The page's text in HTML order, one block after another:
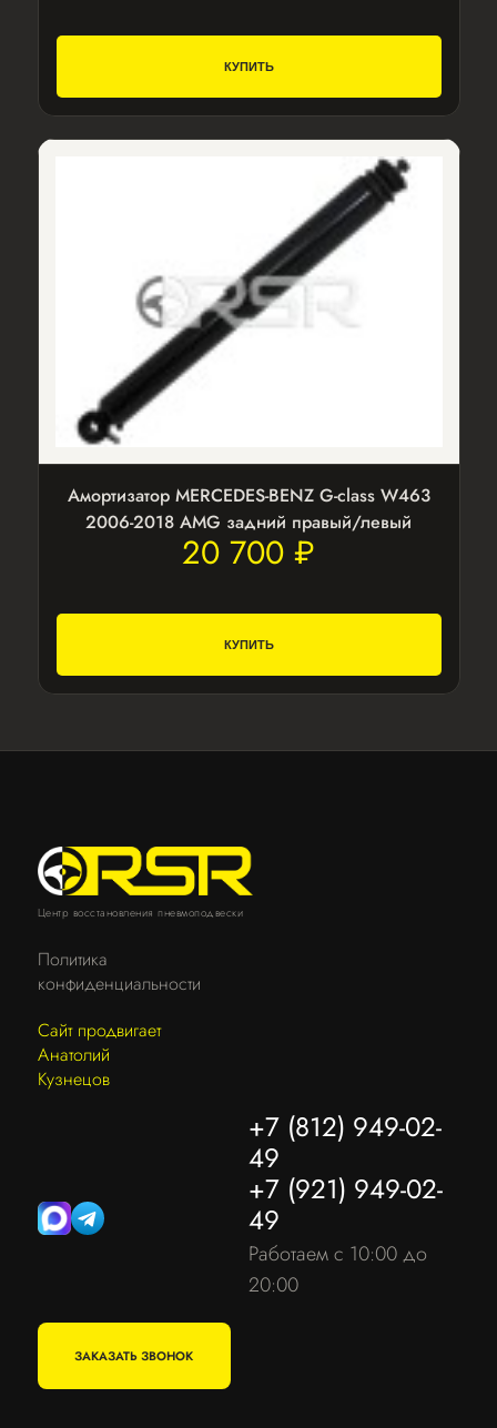
КУПИТЬ
Амортизатор MERCEDES-BENZ G-class W463
2006-2018 AMG задний правый/левый
20 700 ₽
КУПИТЬ
Центр восстановления пневмоподвески
Политика
конфиденциальности
Сайт продвигает
Анатолий
Кузнецов
+7 (812) 949-02-
49
+7 (921) 949-02-
49
Работаем с 10:00 до
20:00
ЗАКАЗАТЬ ЗВОНОК